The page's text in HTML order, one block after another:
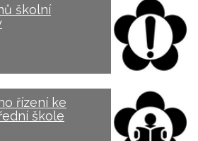
školní
řízení ke
škole